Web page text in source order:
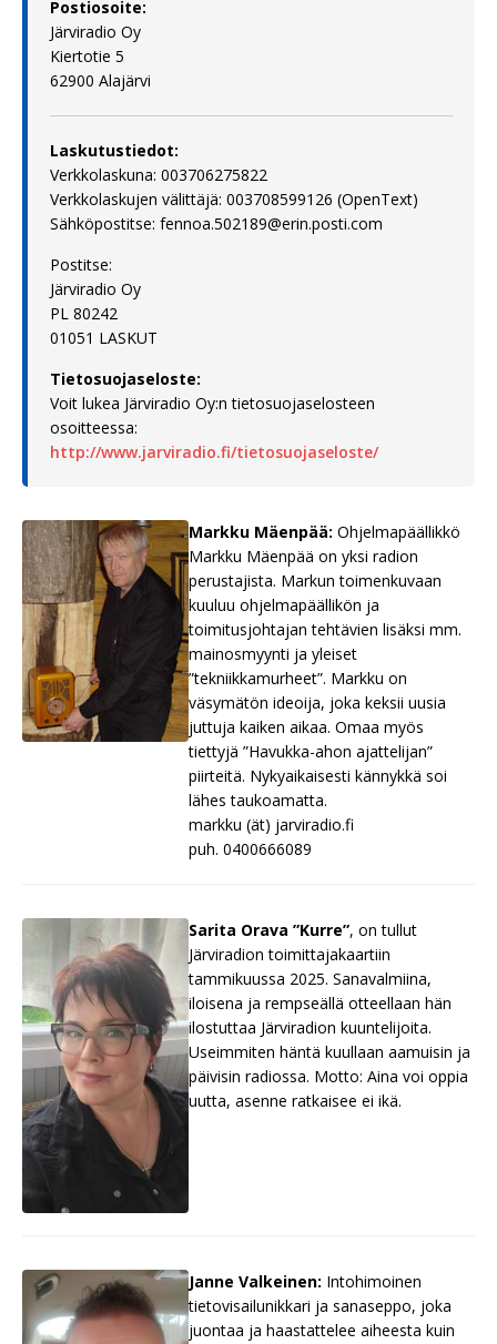
Postiosoite:
Järviradio Oy
Kiertotie 5
62900 Alajärvi
Laskutustiedot:
Verkkolaskuna: 003706275822
Verkkolaskujen välittäjä: 003708599126 (OpenText)
Sähköpostitse: fennoa.502189@erin.posti.com
Postitse:
Järviradio Oy
PL 80242
01051 LASKUT
Tietosuojaseloste:
Voit lukea Järviradio Oy:n tietosuojaselosteen
osoitteessa:
http://www.jarviradio.fi/tietosuojaseloste/
Markku Mäenpää: Ohjelmapäällikkö
Markku Mäenpää on yksi radion
perustajista. Markun toimenkuvaan
kuuluu ohjelmapäällikön ja
toimitusjohtajan tehtävien lisäksi mm.
mainosmyynti ja yleiset
”tekniikkamurheet”. Markku on
väsymätön ideoija, joka keksii uusia
juttuja kaiken aikaa. Omaa myös
tiettyjä ”Havukka-ahon ajattelijan”
piirteitä. Nykyaikaisesti kännykkä soi
lähes taukoamatta.
markku (ät) jarviradio.fi
puh. 0400666089
Sarita Orava ”Kurre”, on tullut
Järviradion toimittajakaartiin
tammikuussa 2025. Sanavalmiina,
iloisena ja rempseällä otteellaan hän
ilostuttaa Järviradion kuuntelijoita.
Useimmiten häntä kuullaan aamuisin ja
päivisin radiossa. Motto: Aina voi oppia
uutta, asenne ratkaisee ei ikä.
Janne Valkeinen: Intohimoinen
tietovisailunikkari ja sanaseppo, joka
juontaa ja haastattelee aiheesta kuin